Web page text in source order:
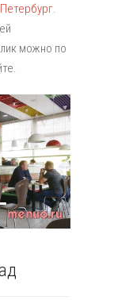
.
можно по